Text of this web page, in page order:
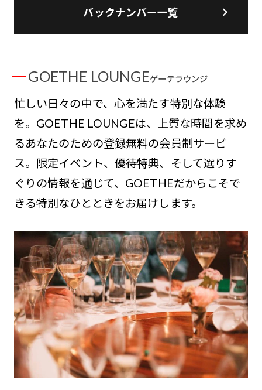
バックナンバー一覧
GOETHE LOUNGEゲーテラウンジ
忙しい日々の中で、心を満たす特別な体験
を。GOETHE LOUNGEは、上質な時間を求め
るあなたのための登録無料の会員制サービ
ス。限定イベント、優待特典、そして選りす
ぐりの情報を通じて、GOETHEだからこそで
きる特別なひとときをお届けします。